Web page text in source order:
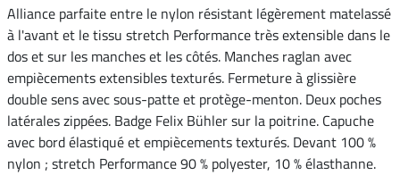
Alliance parfaite entre le nylon résistant légèrement matelassé
à l'avant et le tissu stretch Performance très extensible dans le
dos et sur les manches et les côtés. Manches raglan avec
empiècements extensibles texturés. Fermeture à glissière
double sens avec sous-patte et protège-menton. Deux poches
latérales zippées. Badge Felix Bühler sur la poitrine. Capuche
avec bord élastiqué et empiècements texturés. Devant 100 %
nylon ; stretch Performance 90 % polyester, 10 % élasthanne.